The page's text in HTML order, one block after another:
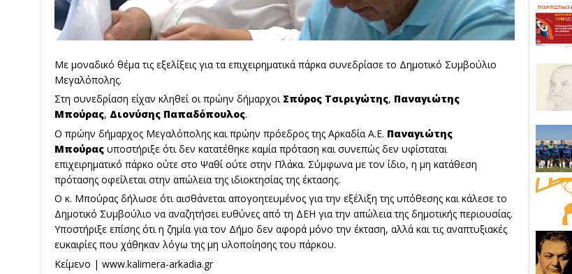
Με μοναδικό θέμα τις εξελίξεις για τα επιχειρηματικά πάρκα συνεδρίασε το Δημοτικό Συμβούλιο
Μεγαλόπολης.
Στη συνεδρίαση είχαν κληθεί οι πρώην δήμαρχοι Σπύρος Τσιριγώτης, Παναγιώτης
Μπούρας, Διονύσης Παπαδόπουλος.
Ο πρώην δήμαρχος Μεγαλόπολης και πρώην πρόεδρος της Αρκαδία Α.Ε. Παναγιώτης
Μπούρας υποστήριξε ότι δεν κατατέθηκε καμία πρόταση και συνεπώς δεν υφίσταται
επιχειρηματικό πάρκο ούτε στο Ψαθί ούτε στην Πλάκα. Σύμφωνα με τον ίδιο, η μη κατάθεση
πρότασης οφείλεται στην απώλεια της ιδιοκτησίας της έκτασης.
Ο κ. Μπούρας δήλωσε ότι αισθάνεται απογοητευμένος για την εξέλιξη της υπόθεσης και κάλεσε το
Δημοτικό Συμβούλιο να αναζητήσει ευθύνες από τη ΔΕΗ για την απώλεια της δημοτικής περιουσίας.
Υποστήριξε επίσης ότι η ζημία για τον Δήμο δεν αφορά μόνο την έκταση, αλλά και τις αναπτυξιακές
ευκαιρίες που χάθηκαν λόγω της μη υλοποίησης του πάρκου.
Κείμενο | www.kalimera-arkadia.gr